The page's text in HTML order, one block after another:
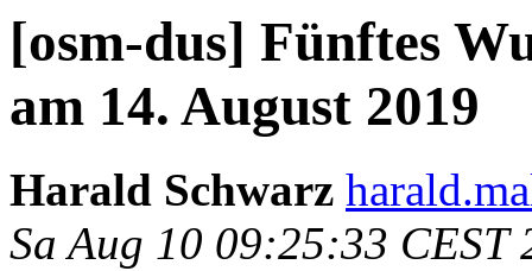
[osm-dus] Fünftes
am 14. August 2019
Harald Schwarz
Sa Aug 10 09:25:33 CEST